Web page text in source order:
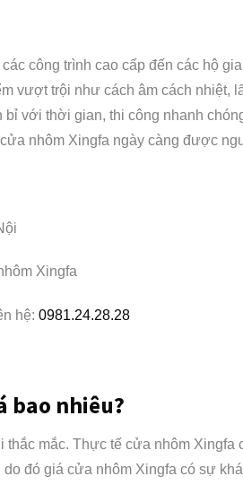
công trình cao cấp đến các hộ
trội như cách âm cách nhiệt,
với thời gian, thi công nhanh
nhôm Xingfa ngày càng được
Xingfa
hệ: 0981.24.28.28
bao nhiêu?
mắc. Thực tế cửa nhôm
đó giá cửa nhôm Xingfa có sự